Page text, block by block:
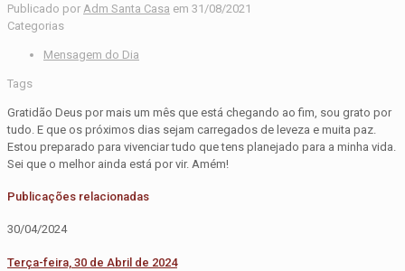
Publicado por Adm Santa Casa em 31/08/2021
Categorias
Mensagem do Dia
Tags
Gratidão Deus por mais um mês que está chegando ao fim, sou grato por
tudo. E que os próximos dias sejam carregados de leveza e muita paz.
Estou preparado para vivenciar tudo que tens planejado para a minha vida.
Sei que o melhor ainda está por vir. Amém!
Publicações relacionadas
30/04/2024
Terça-feira, 30 de Abril de 2024